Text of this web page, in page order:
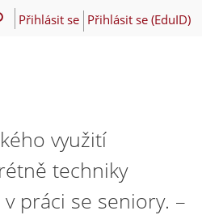
Přihlásit se Přihlásit se (EduID)
využití
techniky
práci se seniory. –